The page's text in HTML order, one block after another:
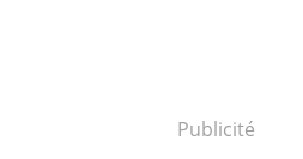
Publicité